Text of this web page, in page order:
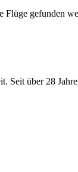
gefunden
Seit über 28